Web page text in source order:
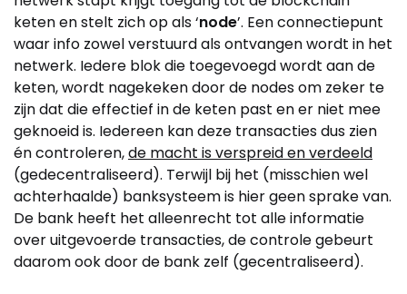
keten en stelt zich op als ‘node’. Een connectiepunt
waar info zowel verstuurd als ontvangen wordt in het
netwerk. Iedere blok die toegevoegd wordt aan de
keten, wordt nagekeken door de nodes om zeker te
zijn dat die effectief in de keten past en er niet mee
geknoeid is. Iedereen kan deze transacties dus zien
én controleren,de macht is verspreid en verdeeld
(gedecentraliseerd). Terwijl bij het (misschien wel
achterhaalde) banksysteem is hier geen sprake van.
De bank heeft het alleenrecht tot alle informatie
over uitgevoerde transacties, de controle gebeurt
daarom ook door de bank zelf (gecentraliseerd).